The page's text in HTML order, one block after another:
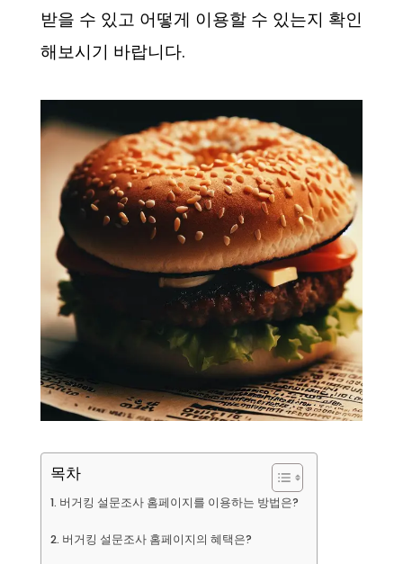
받을 수 있고 어떻게 이용할 수 있는지 확인
해보시기 바랍니다.
목차
버거킹 설문조사 홈페이지를 이용하는 방법은?
버거킹 설문조사 홈페이지의 혜택은?